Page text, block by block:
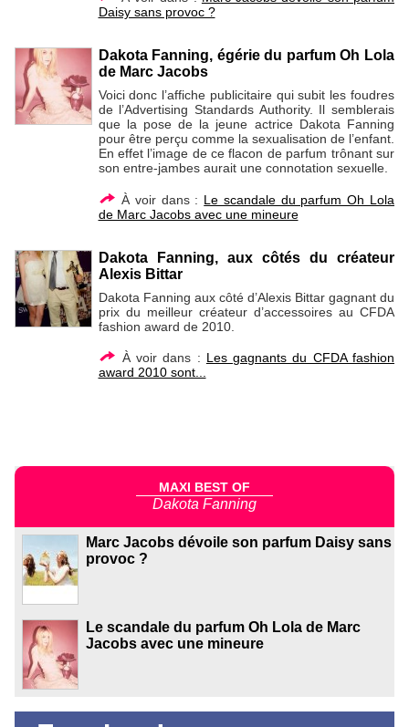
Daisy sans provoc ?
Dakota Fanning, égérie du parfum Oh Lola
de Marc Jacobs
Voici donc l’affiche publicitaire qui subit les foudres
de l’Advertising Standards Authority. Il semblerais
que la pose de la jeune actrice Dakota Fanning
pour être perçu comme la sexualisation de l’enfant.
En effet l’image de ce flacon de parfum trônant sur
son entre-jambes aurait une connotation sexuelle.
À voir dans : Le scandale du parfum Oh Lola
de Marc Jacobs avec une mineure
Dakota Fanning, aux côtés du créateur
Alexis Bittar
Dakota Fanning aux côté d’Alexis Bittar gagnant du
prix du meilleur créateur d’accessoires au CFDA
fashion award de 2010.
À voir dans : Les gagnants du CFDA fashion
award 2010 sont...
MAXI BEST OF
Dakota Fanning
Marc Jacobs dévoile son parfum Daisy sans
provoc ?
Le scandale du parfum Oh Lola de Marc
Jacobs avec une mineure